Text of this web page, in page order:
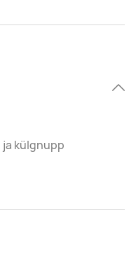
külgnupp